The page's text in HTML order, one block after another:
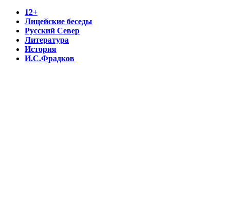
12+
Лицейские беседы
Русский Север
Литература
История
И.С.Фрадков